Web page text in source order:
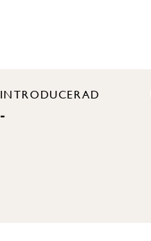
INTRODUCERAD
-